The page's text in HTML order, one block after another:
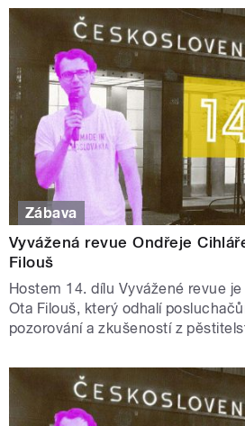
Zábava
Vyvážená revue Ondřeje
Filouš
Hostem 14. dílu Vyvážené revue
Ota Filouš, který odhalí
pozorování a zkušeností z